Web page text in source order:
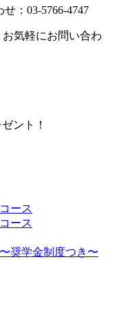
ース
ース
奨学金制度つき〜